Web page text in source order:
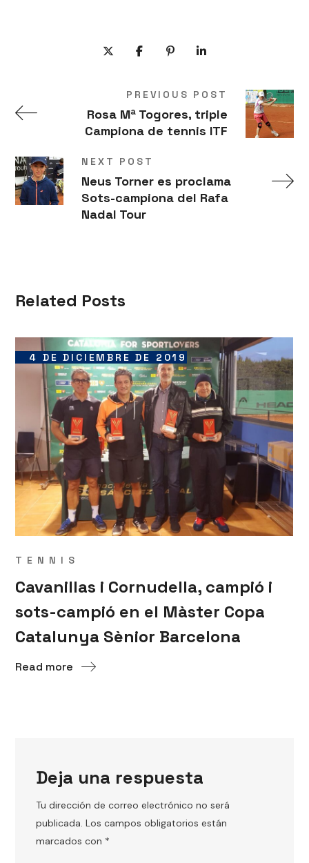
PREVIOUS POST
Rosa Mª Togores, triple
Campiona de tennis ITF
NEXT POST
Neus Torner es proclama
Sots-campiona del Rafa
Nadal Tour
Related Posts
4 DE DICIEMBRE DE 2019
TENNIS
Cavanillas i Cornudella, campió i
sots-campió en el Màster Copa
Catalunya Sènior Barcelona
Read more
Deja una respuesta
Tu dirección de correo electrónico no será
publicada. Los campos obligatorios están
marcados con *